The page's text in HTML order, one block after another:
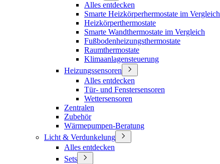
Alles entdecken
Smarte Heizkörperhermostate im Vergleich
Heizkörperthermostate
Smarte Wandthermostate im Vergleich
Fußbodenheizungsthermostate
Raumthermostate
Klimaanlagensteuerung
Heizungssensoren
Alles entdecken
Tür- und Fenstersensoren
Wettersensoren
Zentralen
Zubehör
Wärmepumpen-Beratung
Licht & Verdunkelung
Alles entdecken
Sets